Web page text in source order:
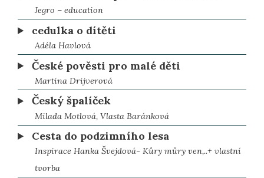
Jegro – education
cedulka o dítěti
Adéla Havlová
České pověsti pro malé děti
Martina Drijverová
Český špalíček
Milada Motlová, Vlasta Baránková
Cesta do podzimního lesa
Inspirace Hanka Švejdová- Kůry můry ven,..+ vlastní
tvorba